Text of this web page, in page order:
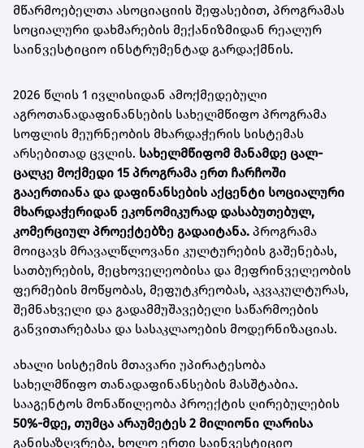
მწარმოებელთა ასოციაციის შეფასებით, პროგრამას
სოციალური დახმარების მექანიზმიდან რეალურ
საინვესტიციო ინსტრუმენტად გარდაქმნის.
2026 წლის 1 ივლისიდან ამოქმედებული
აგროთანადაფინანსების სახელმწიფო პროგრამა
სოფლის მეურნეობის მხარდაჭერის სისტემას
არსებითად ცვლის. სახელმწიფომ მანამდე ცალ-
ცალკე მოქმედი 15 პროგრამა ერთ ჩარჩოში
გააერთიანა და დაფინანსების აქცენტი სოციალური
მხარდაჭერიდან ეკონომიკურად დასაბუთებულ,
კომერციულ პროექტებზე გადაიტანა. პროგრამა
მოიცავს მრავალწლოვანი კულტურების გაშენებას,
სათბურების, მეცხოველეობისა და მეფრინველეობის
ფერმების მოწყობას, მეფუტკრეობას, აკვაკულტურას,
შემნახველი და გადამმუშავებელი საწარმოების
განვითარებასა და სასაკლაოების მოდერნიზაციას.
ახალი სისტემის მთავარი უპირატესობა
სახელმწიფო თანადაფინანსების მასშტაბია.
სააგენტოს მონაწილეობა პროექტის ღირებულების
50%-მდე, თუმცა არაუმეტეს 2 მილიონი ლარისა
განისაზღვრება, ხოლო ერთი საინვესტიციო